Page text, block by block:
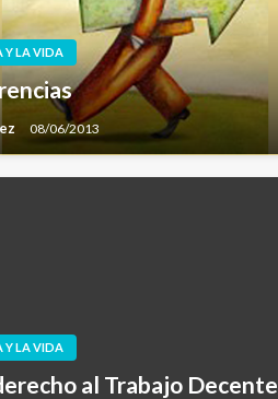
Y LA VIDA
08/06/2013
Y LA VIDA
al Trabajo Decente